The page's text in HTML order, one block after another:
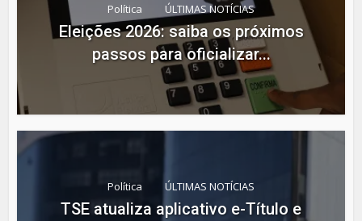
Política ÚLTIMAS NOTÍCIAS
Eleições 2026: saiba os próximos
passos para oficializar...
Política ÚLTIMAS NOTÍCIAS
TSE atualiza aplicativo e-Título e